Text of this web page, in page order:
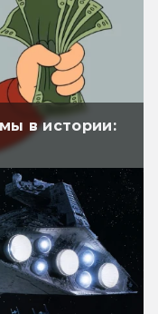
в истории: